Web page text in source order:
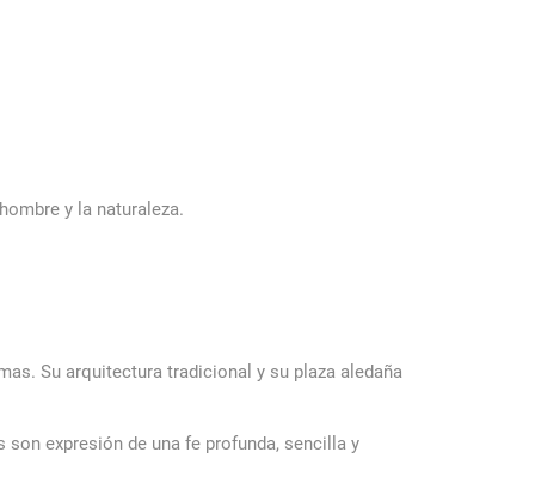
y la naturaleza.
Su arquitectura tradicional y su plaza aledaña
expresión de una fe profunda, sencilla y